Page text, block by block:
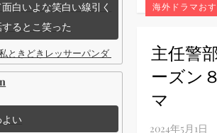
海外ドラマお
主任警
ーズン
マ
白いよな笑白い線引く
るとこ笑った
私ときどきレッサーパンダ ｜Disney (ディズニープ
い